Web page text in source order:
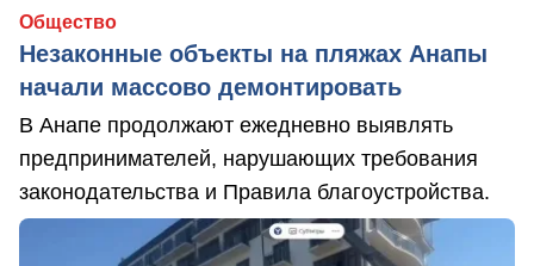
Общество
Незаконные объекты на пляжах Анапы
начали массово демонтировать
В Анапе продолжают ежедневно выявлять
предпринимателей, нарушающих требования
законодательства и Правила благоустройства.